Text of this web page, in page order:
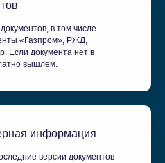
в том числе
«Газпром», РЖД,
Если документа нет в
вышлем.
информация
версии документов